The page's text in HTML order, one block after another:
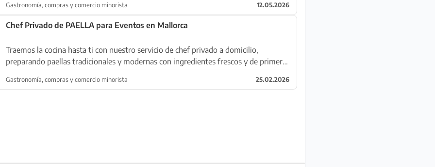
Gastronomía, compras y comercio minorista 12.05.2026
Chef Privado de PAELLA para Eventos en Mallorca
Traemos la cocina hasta ti con nuestro servicio de chef privado a domicilio,
preparando paellas tradicionales y modernas con ingredientes frescos y de primera
Gastronomía, compras y comercio minorista 25.02.2026